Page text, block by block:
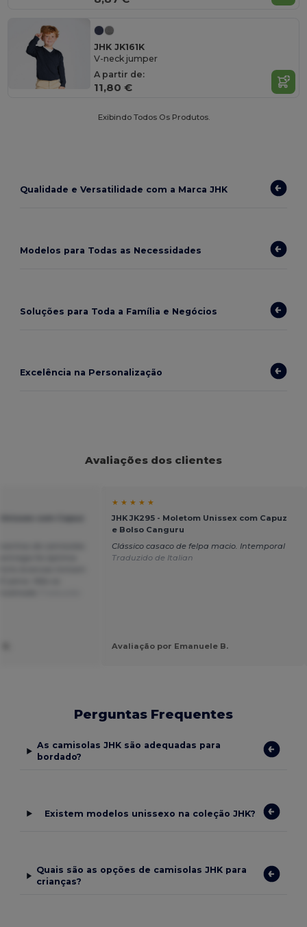
JHK JK161K
V-neck jumper
A partir de:
11,80 €
Exibindo Todos Os Produtos.
Qualidade e Versatilidade com a Marca JHK
Modelos para Todas as Necessidades
Soluções para Toda a Família e Negócios
Excelência na Personalização
Avaliações dos clientes
★ ★ ★ ★ ★
JHK JK295 - Moletom Unissex com Capuz
e Bolso Canguru
Clássico casaco de felpa macio. Intemporal
Traduzido de Italian
Avaliação por Emanuele B.
Perguntas Frequentes
As camisolas JHK são adequadas para
bordado?
Existem modelos unissexo na coleção JHK?
Quais são as opções de camisolas JHK para
crianças?